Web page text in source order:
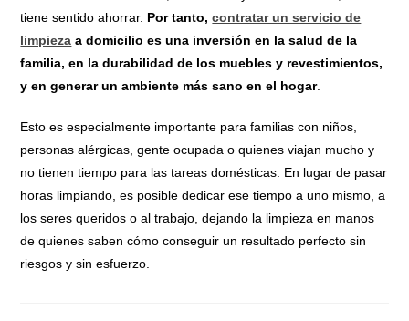
tiene sentido ahorrar. Por tanto,contratar un servicio de
limpieza a domicilio es una inversión en la salud de la
familia, en la durabilidad de los muebles y revestimientos,
y en generar un ambiente más sano en el hogar.
Esto es especialmente importante para familias con niños,
personas alérgicas, gente ocupada o quienes viajan mucho y
no tienen tiempo para las tareas domésticas. En lugar de pasar
horas limpiando, es posible dedicar ese tiempo a uno mismo, a
los seres queridos o al trabajo, dejando la limpieza en manos
de quienes saben cómo conseguir un resultado perfecto sin
riesgos y sin esfuerzo.